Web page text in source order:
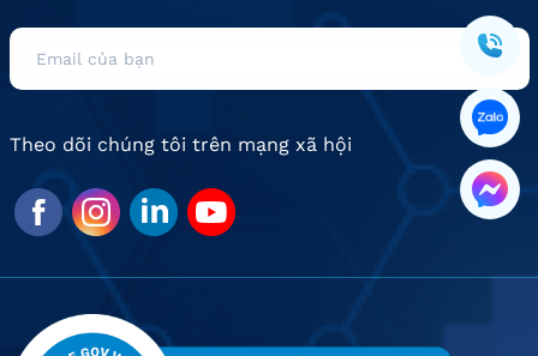
Theo dõi chúng tôi trên mạng xã hội